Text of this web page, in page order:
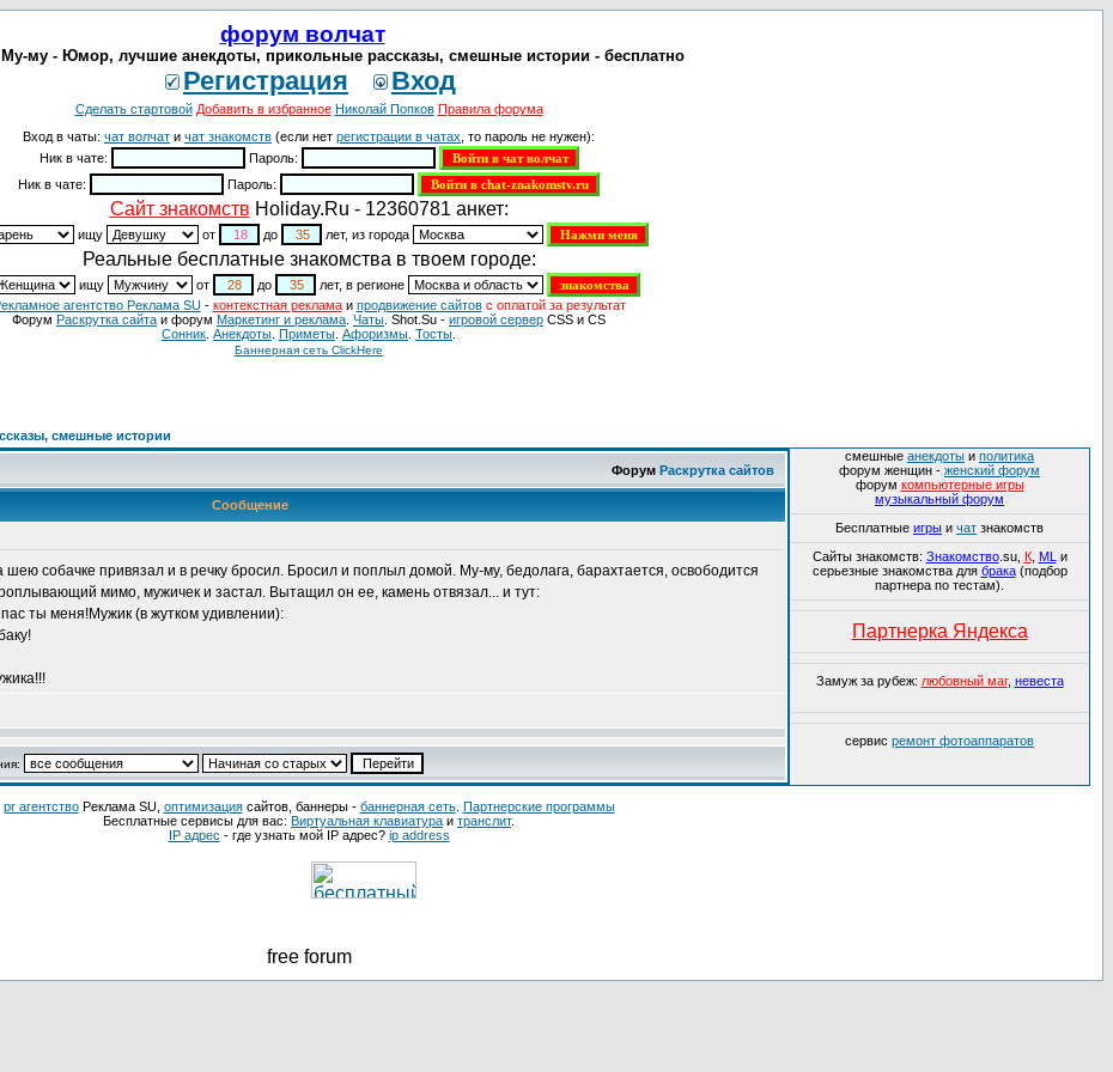
форум волчат
Му-му - Юмор, лучшие анекдоты, прикольные рассказы, смешные истории - бесплатно
Регистрация Вход
Сделать стартовой Добавить в избранное Николай Попков Правила форума
Вход в чаты: чат волчат и чат знакомств (если нет регистрации в чатах , то пароль не нужен):
Ник в чате:
Пароль:
Ник в чате:
Пароль:
Cайт знакомств Holiday.Ru - 12360781 анкет:
ищу от до лет, из города
Реальные бесплатные знакомства в твоем городе:
ищу от до
лет, в регионе
агентство Реклама SU- контекстная рекламаи продвижение сайтов с оплатой за результат
Форум Раскрутка сайта и форум Маркетинг и реклама Чаты . Shot.Su - игровой сервер CSS и CS
Сонник Анекдоты Приметы Aфоризмы Тосты
Баннерная сеть ClickHere
смешные истории
Форум Раскрутка сайтов
Сообщение
собачке привязал и в речку бросил. Бросил и поплыл домой. Му-му, бедолага, барахтается, освободится
мимо, мужичек и застал. Вытащил он ее, камень отвязал... и тут:
ты меня!Мужик (в жутком удивлении):
смешные анекдоты и политика
форум женщин - женский форум
форум компьютерные игры
музыкальный форум
Бесплатные игры и чат знакомств
Сайты знакомств: Знакомство.su, К, ML и
серьезные знакомства для брака(подбор
партнера по тестам).
Партнерка Яндекса
Замуж за рубеж: любовный маг, невеста
сервис ремонт фотоаппаратов
pr агентствоРеклама SU, оптимизациясайтов, баннеры - баннерная сеть. Партнерские программы
Бесплатные сервисы для вас: Виртуальная клавиатура и транслит.
IP адрес - где узнать мой IP адрес? ip address
free forum